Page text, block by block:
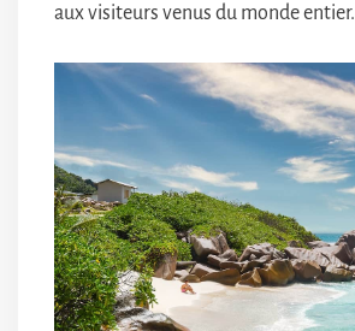
aux visiteurs venus du monde entier.